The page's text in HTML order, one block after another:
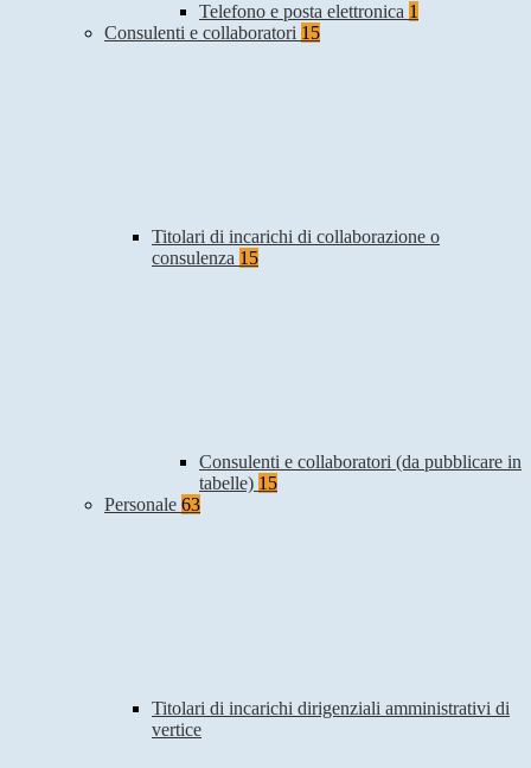
Telefono e posta elettronica 1
Consulenti e collaboratori 15
Titolari di incarichi di collaborazione o
consulenza 15
Consulenti e collaboratori (da pubblicare in
tabelle) 15
Personale 63
Titolari di incarichi dirigenziali amministrativi di
vertice